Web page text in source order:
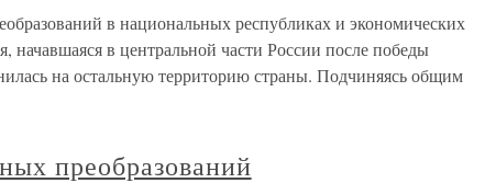
в национальных республиках и экономических
начавшаяся в центральной части России после победы
на остальную территорию страны. Подчиняясь общим
преобразований